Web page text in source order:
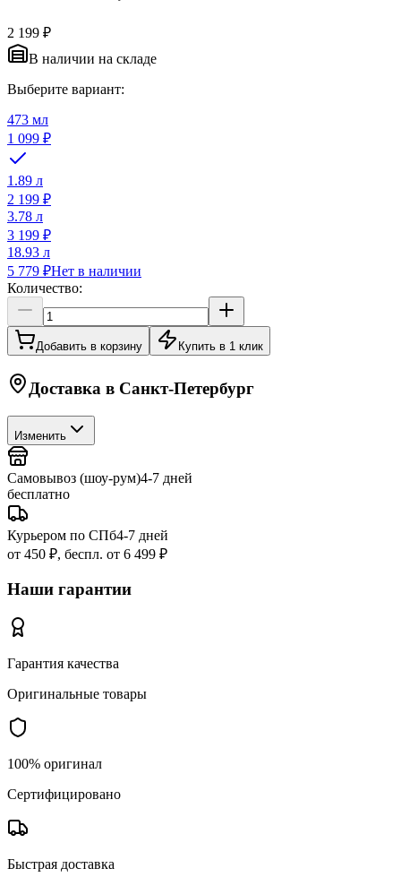
2 199 ₽
В наличии на складе
Выберите вариант:
473 мл
1 099 ₽
1.89 л
2 199 ₽
3.78 л
3 199 ₽
18.93 л
5 779 ₽Нет в наличии
Количество:
Добавить в корзину Купить в 1 клик
Доставка в Санкт-Петербург
Изменить
Самовывоз (шоу-рум)4-7 дней
бесплатно
Курьером по СПб4-7 дней
от 450 ₽, беспл. от 6 499 ₽
Наши гарантии
Гарантия качества
Оригинальные товары
100% оригинал
Сертифицировано
Быстрая доставка